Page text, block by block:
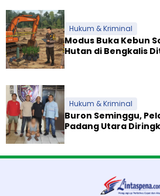
Hukum & Kriminal
Modus Buka Kebun
Hutan di Bengkalis
Hukum & Kriminal
Buron Seminggu,
Padang Utara